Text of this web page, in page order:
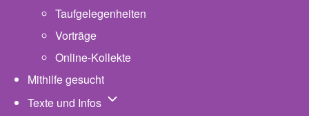
Taufgelegenheiten
Vorträge
Online-Kollekte
Mithilfe gesucht
Texte und Infos Unternavigation von Texte und Infos